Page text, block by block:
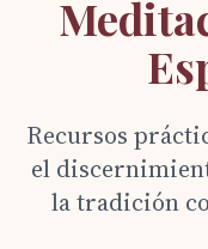
Recursos
el
la tradición